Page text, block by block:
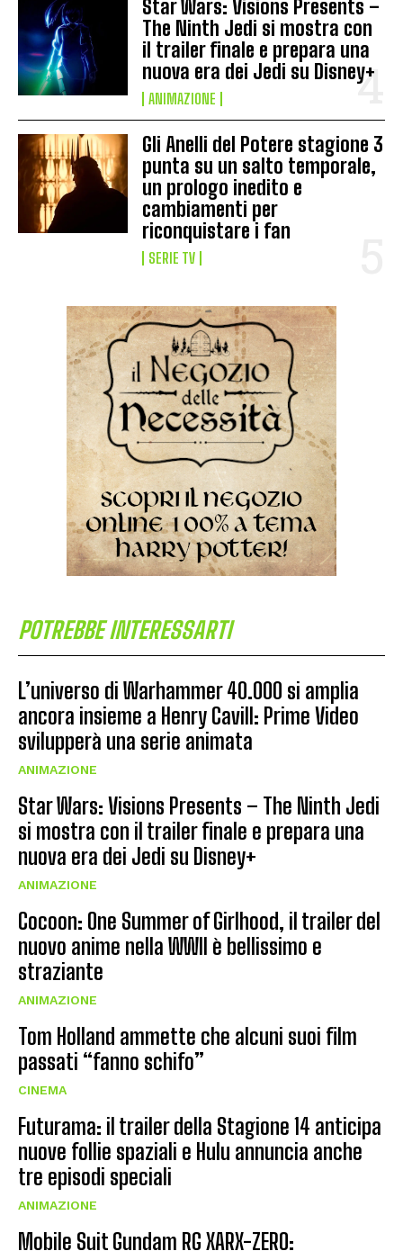
Star Wars: Visions Presents –
The Ninth Jedi si mostra con
il trailer finale e prepara una
nuova era dei Jedi su Disney+
ANIMAZIONE
Gli Anelli del Potere stagione 3
punta su un salto temporale,
un prologo inedito e
cambiamenti per
riconquistare i fan
SERIE TV
POTREBBE INTERESSARTI
L’universo di Warhammer 40.000 si amplia
ancora insieme a Henry Cavill: Prime Video
svilupperà una serie animata
ANIMAZIONE
Star Wars: Visions Presents – The Ninth Jedi
si mostra con il trailer finale e prepara una
nuova era dei Jedi su Disney+
ANIMAZIONE
Cocoon: One Summer of Girlhood, il trailer del
nuovo anime nella WWII è bellissimo e
straziante
ANIMAZIONE
Tom Holland ammette che alcuni suoi film
passati “fanno schifo”
CINEMA
Futurama: il trailer della Stagione 14 anticipa
nuove follie spaziali e Hulu annuncia anche
tre episodi speciali
ANIMAZIONE
Mobile Suit Gundam RG XARX-ZERO: